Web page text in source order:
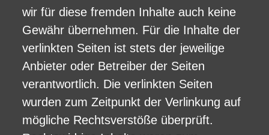
wir für diese fremden Inhalte auch keine
Gewähr übernehmen. Für die Inhalte der
verlinkten Seiten ist stets der jeweilige
Anbieter oder Betreiber der Seiten
verantwortlich. Die verlinkten Seiten
wurden zum Zeitpunkt der Verlinkung auf
mögliche Rechtsverstöße überprüft.